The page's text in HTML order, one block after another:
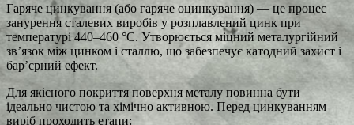
Гаряче цинкування (або гаряче оцинкування) — це процес
занурення сталевих виробів у розплавлений цинк при
температурі 440–460 °C. Утворюється міцний металургійний
зв’язок між цинком і сталлю, що забезпечує катодний захист і
бар’єрний ефект.
Для якісного покриття поверхня металу повинна бути
ідеально чистою та хімічно активною. Перед цинкуванням
виріб проходить етапи: